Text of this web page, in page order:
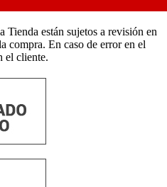
Tienda están sujetos a revisión en
compra. En caso de error en el
el cliente.